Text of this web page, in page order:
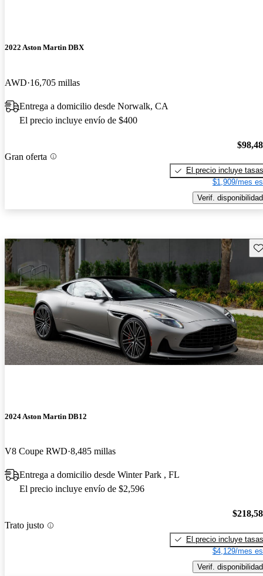
2022 Aston Martin DBX
AWD 16,705 millas
Entrega a domicilio desde Norwalk, CA
El precio incluye envío de $400
Gran oferta
El precio incluye tasas
$1,909/mes
Verif. disponibilidad
2024 Aston Martin DB12
V8 Coupe RWD 8,485 millas
Entrega a domicilio desde Winter Park , FL
El precio incluye envío de $2,596
Trato justo
El precio incluye tasas
$4,129/mes
Verif. disponibilidad